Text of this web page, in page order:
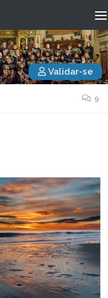
Validar-se
9